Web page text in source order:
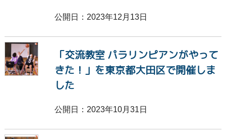
公開日：2023年12月13日
「交流教室 パラリンピアンがやって
きた！」を東京都大田区で開催しま
した
公開日：2023年10月31日